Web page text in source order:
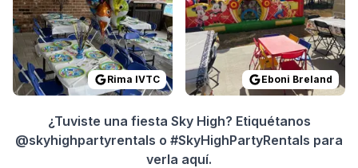
Rima IVTC Eboni Breland
¿Tuviste una fiesta Sky High? Etiquétanos
@skyhighpartyrentals o #SkyHighPartyRentals para
verla aquí.